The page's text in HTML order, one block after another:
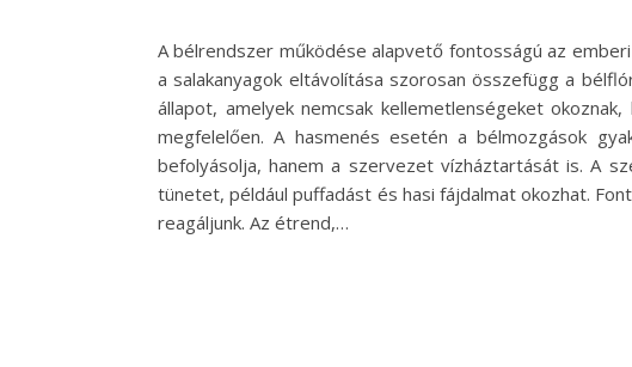
A bélrendszer működése alapvető fontosságú az
a salakanyagok eltávolítása szorosan összefügg a
állapot, amelyek nemcsak kellemetlenségeket
megfelelően. A hasmenés esetén a bélmozgások
befolyásolja, hanem a szervezet vízháztartását is. A
tünetet, például puffadást és hasi fájdalmat okozhat.
reagáljunk. Az étrend,…